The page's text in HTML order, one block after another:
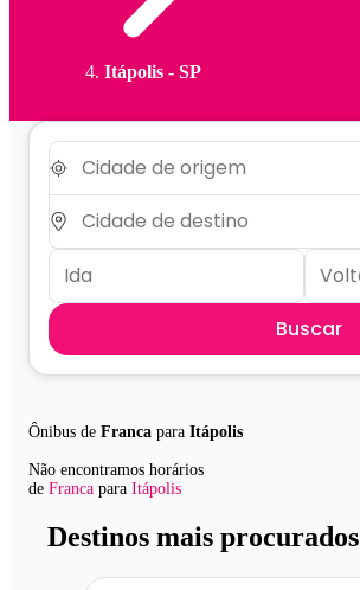
Itápolis - SP
Buscar
Ônibus de Franca para Itápolis
Não encontramos horários
de Franca para Itápolis
Destinos mais procurados